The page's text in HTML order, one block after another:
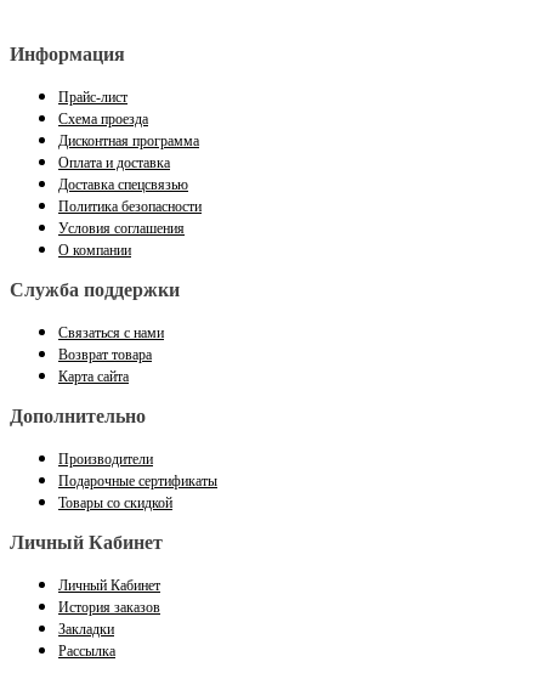
Информация
Прайс-лист
Схема проезда
Дисконтная программа
Оплата и доставка
Доставка спецсвязью
Политика безопасности
Условия соглашения
О компании
Служба поддержки
Связаться с нами
Возврат товара
Карта сайта
Дополнительно
Производители
Подарочные сертификаты
Товары со скидкой
Личный Кабинет
Личный Кабинет
История заказов
Закладки
Рассылка